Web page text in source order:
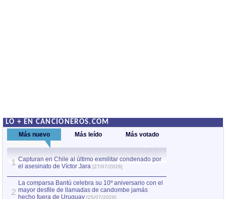
LO + EN CANCIONEROS.COM
Más nuevo Más leído Más votado
1 Capturan en Chile al último exmilitar condenado por
el asesinato de Víctor Jara [27/07/2026]
2
La comparsa Bantú celebra su 10º aniversario con el
mayor desfile de llamadas de candombe jamás
hecho fuera de Uruguay [25/07/2026]